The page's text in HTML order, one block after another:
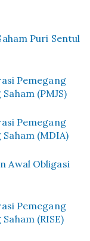
Puri Sentul
Pemegang
(PMJS)
Pemegang
(MDIA)
Awal Obligasi
Pemegang
(RISE)